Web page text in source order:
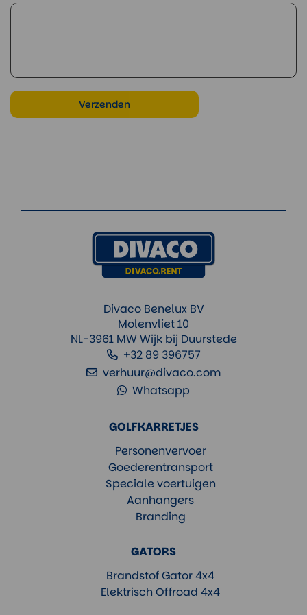
GOLFKARRETJES
Personenvervoer
Goederentransport
Speciale voertuigen
Aanhangers
Branding
GATORS
Brandstof Gator 4x4
Elektrisch Offroad 4x4
Divaco Benelux BV
Molenvliet 10
NL-3961 MW Wijk bij Duurstede
+32 89 396757
verhuur@divaco.com
Whatsapp